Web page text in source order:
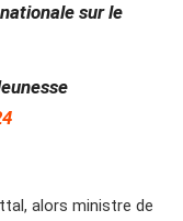
sur le
alors ministre de